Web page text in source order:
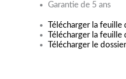
Garantie de 5 ans
Télécharger la feuille
Télécharger la feuille
Télécharger le